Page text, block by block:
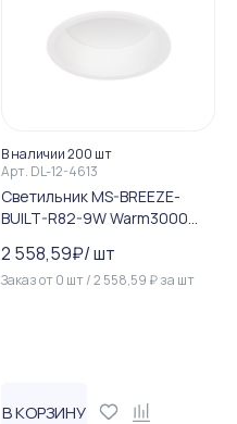
В наличии 200 шт
Арт. DL-12-4613
Светильник MS-BREEZE-
BUILT-R82-9W Warm3000
2 558,59₽/шт
Заказ от0 шт/2 558,59 ₽за шт
В КОРЗИНУ